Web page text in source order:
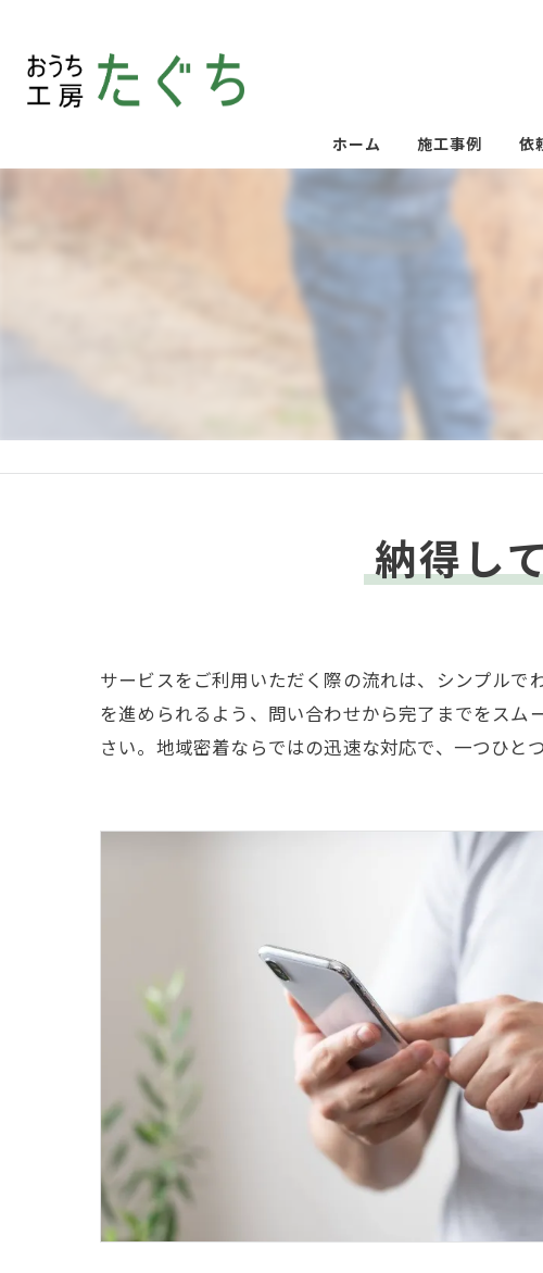
ホーム 施工事例 依
納得し
サービスをご利用いただく際の流れは、シンプル
を進められるよう、問い合わせから完了までをス
さい。地域密着ならではの迅速な対応で、一つひと